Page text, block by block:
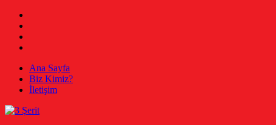
Skip
content
Ana Sayfa
Biz Kimiz?
İletişim